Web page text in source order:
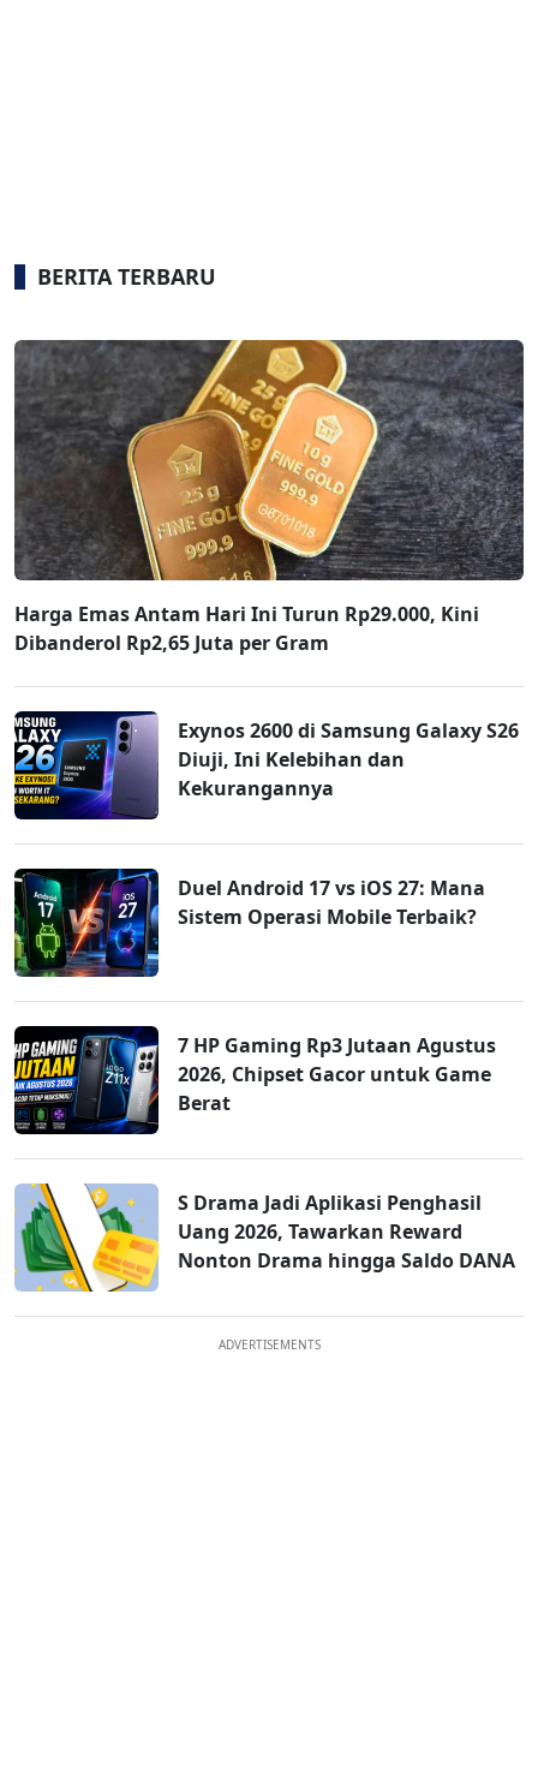
BERITA TERBARU
Harga Emas Antam Hari Ini Turun Rp29.000, Kini
Dibanderol Rp2,65 Juta per Gram
Exynos 2600 di Samsung Galaxy S26
Diuji, Ini Kelebihan dan
Kekurangannya
Duel Android 17 vs iOS 27: Mana
Sistem Operasi Mobile Terbaik?
7 HP Gaming Rp3 Jutaan Agustus
2026, Chipset Gacor untuk Game
Berat
S Drama Jadi Aplikasi Penghasil
Uang 2026, Tawarkan Reward
Nonton Drama hingga Saldo DANA
ADVERTISEMENTS